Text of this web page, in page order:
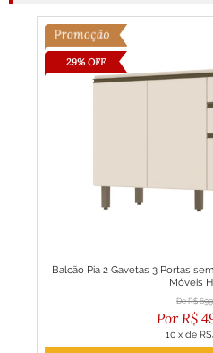
29% OFF
Balcão Pia 2 Gavetas 3 Portas
Móveis
R$
R$
10 x de